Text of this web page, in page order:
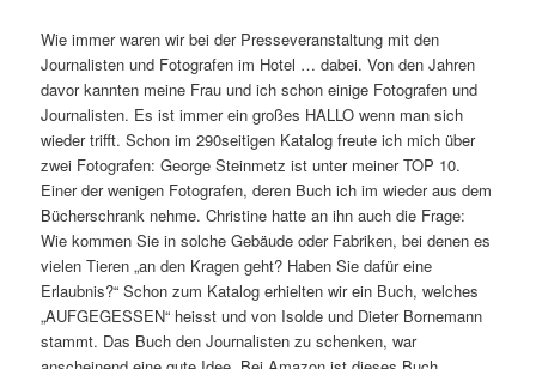
Wie immer waren wir bei der Presseveranstaltung mit den
Journalisten und Fotografen im Hotel … dabei. Von den Jahren
davor kannten meine Frau und ich schon einige Fotografen und
Journalisten. Es ist immer ein großes HALLO wenn man sich
wieder trifft. Schon im 290seitigen Katalog freute ich mich über
zwei Fotografen: George Steinmetz ist unter meiner TOP 10.
Einer der wenigen Fotografen, deren Buch ich im wieder aus dem
Bücherschrank nehme. Christine hatte an ihn auch die Frage:
Wie kommen Sie in solche Gebäude oder Fabriken, bei denen es
vielen Tieren „an den Kragen geht? Haben Sie dafür eine
Erlaubnis?“ Schon zum Katalog erhielten wir ein Buch, welches
„AUFGEGESSEN“ heisst und von Isolde und Dieter Bornemann
stammt. Das Buch den Journalisten zu schenken, war